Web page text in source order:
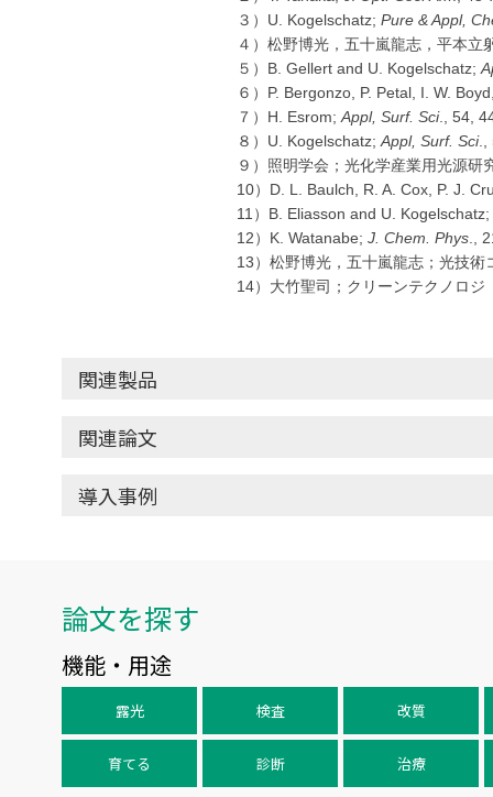
３）U. Kogelschatz; Pure & Appl,
４）松野博光，五十嵐龍志，平本
５）B. Gellert and U. Kogelschatz;
６）P. Bergonzo, P. Petal, I. W.
７）H. Esrom; Appl, Surf. Sci., 54,
８）U. Kogelschatz; Appl, Surf. Sci.,
９）照明学会；光化学産業用光源
10）D. L. Baulch, R. A. Cox, P. J.
11）B. Eliasson and U. Kogelschatz;
12）K. Watanabe; J. Chem. Phys .,
13）松野博光，五十嵐龍志；光技
14）大竹聖司；クリーンテクノロ
関連製品
関連論文
導入事例
論文を探す
機能・用途
露光 検査 改質
育てる 診断 治療